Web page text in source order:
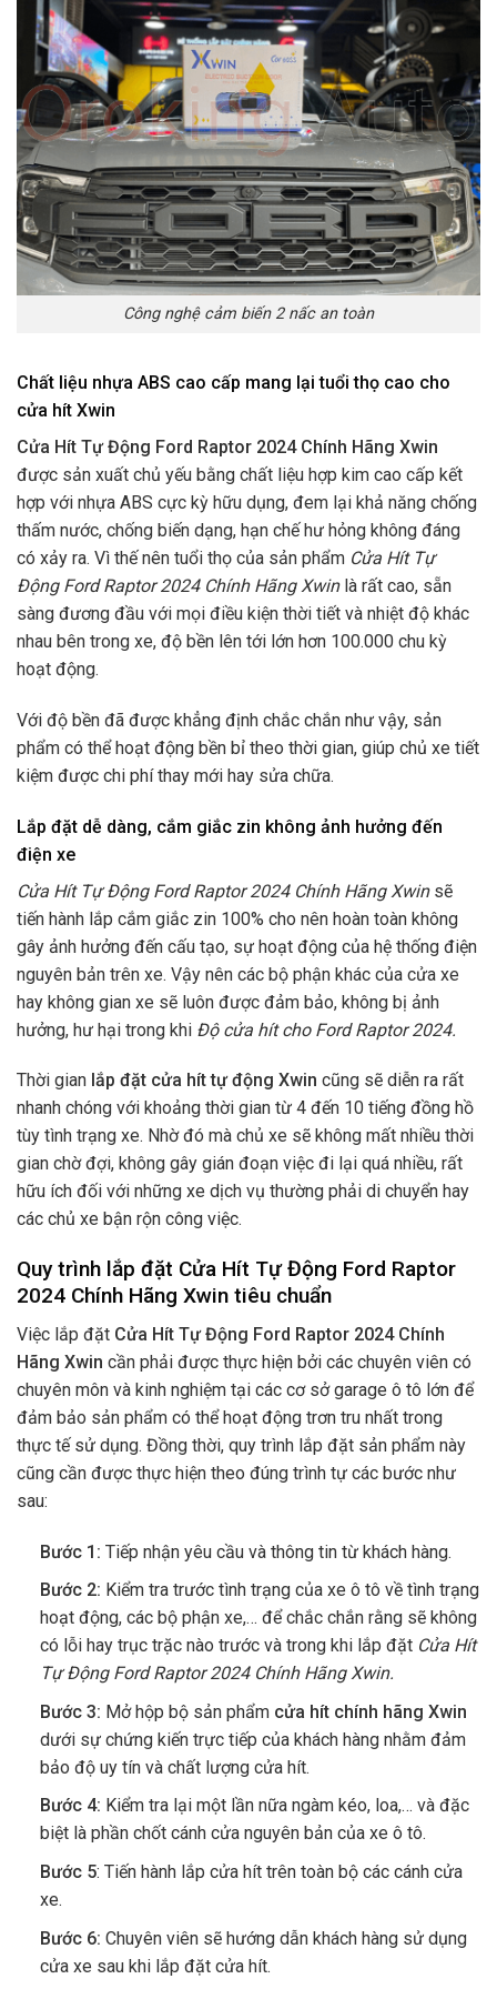
Công nghệ cảm biến 2 nấc an toàn
Chất liệu nhựa ABS cao cấp mang lại tuổi thọ cao cho
cửa hít Xwin
Cửa Hít Tự Động Ford Raptor 2024 Chính Hãng Xwin
được sản xuất chủ yếu bằng chất liệu hợp kim cao cấp kết
hợp với nhựa ABS cực kỳ hữu dụng, đem lại khả năng chống
thấm nước, chống biến dạng, hạn chế hư hỏng không đáng
có xảy ra. Vì thế nên tuổi thọ của sản phẩm Cửa Hít Tự
Động Ford Raptor 2024 Chính Hãng Xwin là rất cao, sẵn
sàng đương đầu với mọi điều kiện thời tiết và nhiệt độ khác
nhau bên trong xe, độ bền lên tới lớn hơn 100.000 chu kỳ
hoạt động.
Với độ bền đã được khẳng định chắc chắn như vậy, sản
phẩm có thể hoạt động bền bỉ theo thời gian, giúp chủ xe tiết
kiệm được chi phí thay mới hay sửa chữa.
Lắp đặt dễ dàng, cắm giắc zin không ảnh hưởng đến
điện xe
Cửa Hít Tự Động Ford Raptor 2024 Chính Hãng Xwin sẽ
tiến hành lắp cắm giắc zin 100% cho nên hoàn toàn không
gây ảnh hưởng đến cấu tạo, sự hoạt động của hệ thống điện
nguyên bản trên xe. Vậy nên các bộ phận khác của cửa xe
hay không gian xe sẽ luôn được đảm bảo, không bị ảnh
hưởng, hư hại trong khi Độ cửa hít cho Ford Raptor 2024.
Thời gian lắp đặt cửa hít tự động Xwin cũng sẽ diễn ra rất
nhanh chóng với khoảng thời gian từ 4 đến 10 tiếng đồng hồ
tùy tình trạng xe. Nhờ đó mà chủ xe sẽ không mất nhiều thời
gian chờ đợi, không gây gián đoạn việc đi lại quá nhiều, rất
hữu ích đối với những xe dịch vụ thường phải di chuyển hay
các chủ xe bận rộn công việc.
Quy trình lắp đặt Cửa Hít Tự Động Ford Raptor
2024 Chính Hãng Xwin tiêu chuẩn
Việc lắp đặt Cửa Hít Tự Động Ford Raptor 2024 Chính
Hãng Xwin cần phải được thực hiện bởi các chuyên viên có
chuyên môn và kinh nghiệm tại các cơ sở garage ô tô lớn để
đảm bảo sản phẩm có thể hoạt động trơn tru nhất trong
thực tế sử dụng. Đồng thời, quy trình lắp đặt sản phẩm này
cũng cần được thực hiện theo đúng trình tự các bước như
sau:
Bước 1: Tiếp nhận yêu cầu và thông tin từ khách hàng.
Bước 2: Kiểm tra trước tình trạng của xe ô tô về tình trạng
hoạt động, các bộ phận xe,… để chắc chắn rằng sẽ không
có lỗi hay trục trặc nào trước và trong khi lắp đặt Cửa Hít
Tự Động Ford Raptor 2024 Chính Hãng Xwin.
Bước 3: Mở hộp bộ sản phẩm cửa hít chính hãng Xwin
dưới sự chứng kiến trực tiếp của khách hàng nhằm đảm
bảo độ uy tín và chất lượng cửa hít.
Bước 4: Kiểm tra lại một lần nữa ngàm kéo, loa,… và đặc
biệt là phần chốt cánh cửa nguyên bản của xe ô tô.
Bước 5: Tiến hành lắp cửa hít trên toàn bộ các cánh cửa
xe.
Bước 6: Chuyên viên sẽ hướng dẫn khách hàng sử dụng
cửa xe sau khi lắp đặt cửa hít.